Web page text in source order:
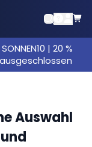
| 20 %
ausgeschlossen
Auswahl